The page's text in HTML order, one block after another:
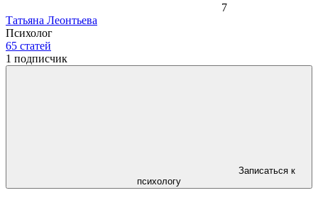
7
Татьяна Леонтьева
Психолог
65 статей
1 подписчик
психологу